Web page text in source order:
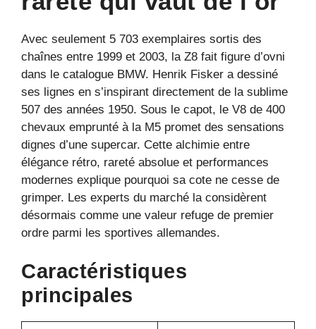
Avec seulement 5 703 exemplaires sortis des
chaînes entre 1999 et 2003, la Z8 fait figure d’ovni
dans le catalogue BMW. Henrik Fisker a dessiné
ses lignes en s’inspirant directement de la sublime
507 des années 1950. Sous le capot, le V8 de 400
chevaux emprunté à la M5 promet des sensations
dignes d’une supercar. Cette alchimie entre
élégance rétro, rareté absolue et performances
modernes explique pourquoi sa cote ne cesse de
grimper. Les experts du marché la considèrent
désormais comme une valeur refuge de premier
ordre parmi les sportives allemandes.
Caractéristiques
principales